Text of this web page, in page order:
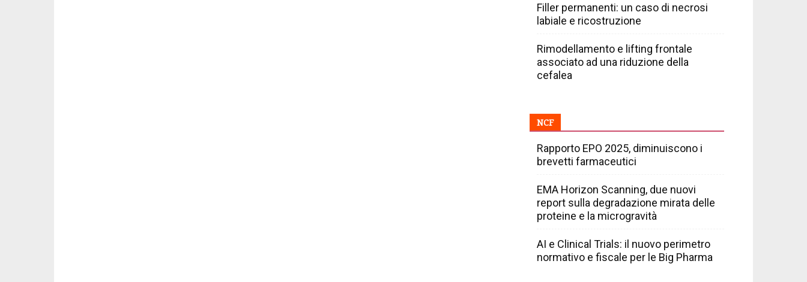
Filler permanenti: un caso di necrosi
labiale e ricostruzione
Rimodellamento e lifting frontale
associato ad una riduzione della
cefalea
NCF
Rapporto EPO 2025, diminuiscono i
brevetti farmaceutici
EMA Horizon Scanning, due nuovi
report sulla degradazione mirata delle
proteine e la microgravità
AI e Clinical Trials: il nuovo perimetro
normativo e fiscale per le Big Pharma